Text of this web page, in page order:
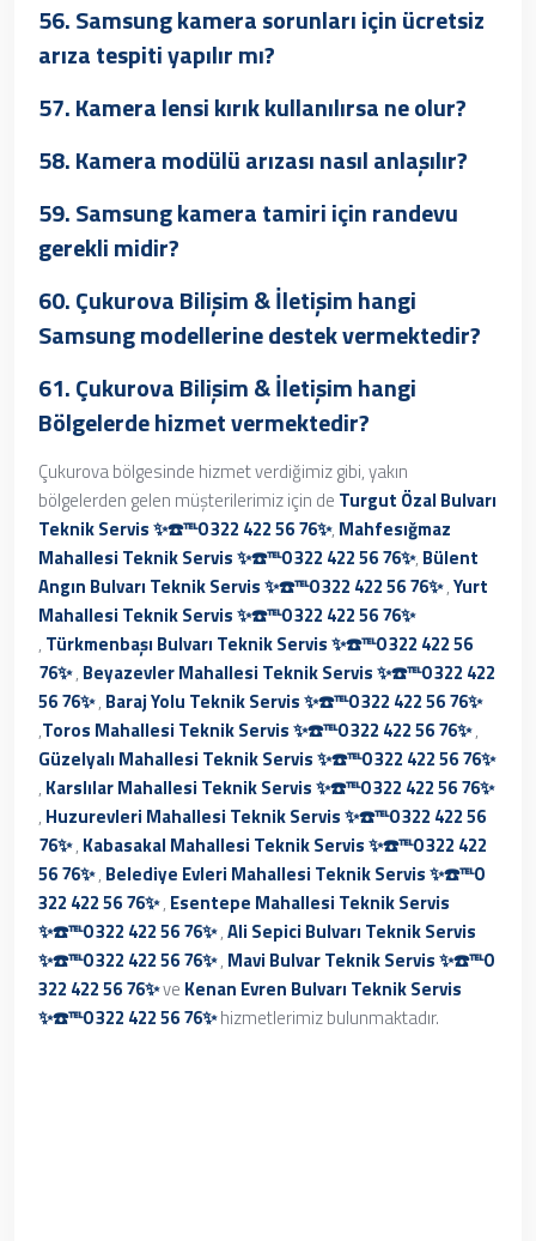
56. Samsung kamera sorunları için ücretsiz
arıza tespiti yapılır mı?
57. Kamera lensi kırık kullanılırsa ne olur?
58. Kamera modülü arızası nasıl anlaşılır?
59. Samsung kamera tamiri için randevu
gerekli midir?
60. Çukurova Bilişim & İletişim hangi
Samsung modellerine destek vermektedir?
61. Çukurova Bilişim & İletişim hangi
Bölgelerde hizmet vermektedir?
Çukurova bölgesinde hizmet verdiğimiz gibi, yakın
bölgelerden gelen müşterilerimiz için de Turgut Özal Bulvarı
Teknik Servis ✨☎️℡0 322 422 56 76✨, Mahfesığmaz
Mahallesi Teknik Servis ✨☎️℡0 322 422 56 76✨, Bülent
Angın Bulvarı Teknik Servis ✨☎️℡0 322 422 56 76✨,Yurt
Mahallesi Teknik Servis ✨☎️℡0 322 422 56 76✨
, Türkmenbaşı Bulvarı Teknik Servis ✨☎️℡0 322 422 56
76✨, Beyazevler Mahallesi Teknik Servis ✨☎️℡0 322 422
56 76✨, Baraj Yolu Teknik Servis ✨☎️℡0 322 422 56 76✨
,Toros Mahallesi Teknik Servis ✨☎️℡0 322 422 56 76✨,
Güzelyalı Mahallesi Teknik Servis ✨☎️℡0 322 422 56 76✨
, Karslılar Mahallesi Teknik Servis ✨☎️℡0 322 422 56 76✨
, Huzurevleri Mahallesi Teknik Servis ✨☎️℡0 322 422 56
76✨, Kabasakal Mahallesi Teknik Servis ✨☎️℡0 322 422
56 76✨, Belediye Evleri Mahallesi Teknik Servis ✨☎️℡0
322 422 56 76✨, Esentepe Mahallesi Teknik Servis
✨☎️℡0 322 422 56 76✨,Ali Sepici Bulvarı Teknik Servis
✨☎️℡0 322 422 56 76✨, Mavi Bulvar Teknik Servis ✨☎️℡0
322 422 56 76✨ve Kenan Evren Bulvarı Teknik Servis
✨☎️℡0 322 422 56 76✨hizmetlerimiz bulunmaktadır.